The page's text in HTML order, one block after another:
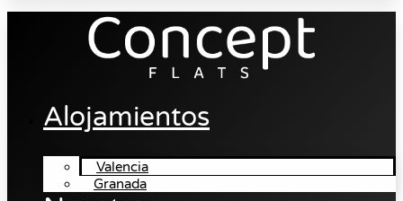
Alojamientos
Valencia
Granada